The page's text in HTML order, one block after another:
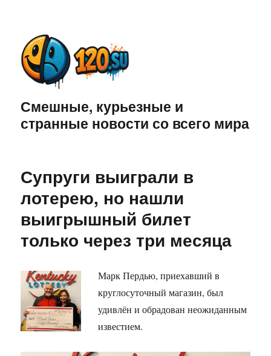
Смешные, курьезные и
странные новости со всего мира
Супруги выиграли в
лотерею, но нашли
выигрышный билет
только через три месяца
Марк Пердью, приехавший в
круглосуточный магазин, был
удивлён и обрадован неожиданным
известием.